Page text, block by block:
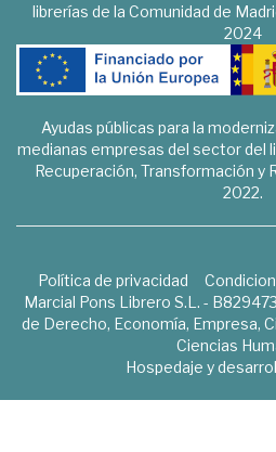
librerías de la Comunidad de
2024
Ayudas públicas para la
medianas empresas del sector del
Recuperación, Transformación y
2022.
Política de privacidad
Marcial Pons Librero S.L. -
de Derecho, Economía, Empresa,
Ciencias
Hospedaje y